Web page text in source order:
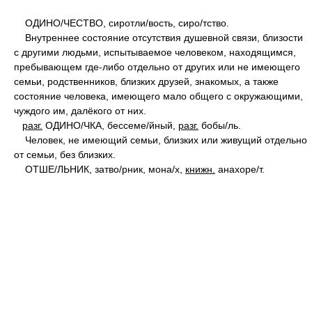
ОДИНО/ЧЕСТВО, сиротли/вость, сиро/тство.
Внутреннее состояние отсутствия душевной связи, близости
с другими людьми, испытываемое человеком, находящимся,
пребывающем где-либо отдельно от других или не имеющего
семьи, родственников, близких друзей, знакомых, а также
состояние человека, имеющего мало общего с окружающими,
чуждого им, далёкого от них.
разг. ОДИНО/ЧКА, бессеме/йный, разг. бобы/ль.
Человек, не имеющий семьи, близких или живущий отдельно
от семьи, без близких.
ОТШЕ/ЛЬНИК, затво/рник, мона/х, книжн. анахоре/т.